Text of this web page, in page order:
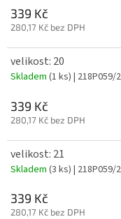
339 Kč
280,17 Kč bez DPH
velikost: 20
Skladem (1 ks) | 218P059/
339 Kč
280,17 Kč bez DPH
velikost: 21
Skladem (3 ks) | 218P059/
339 Kč
280,17 Kč bez DPH